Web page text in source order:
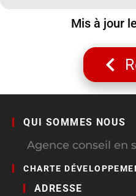
Mis à jour
QUI SOMMES NOUS
Agence conseil en
CHARTE
ADRESSE